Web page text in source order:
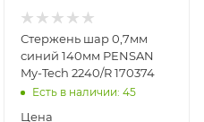
Стержень шар 0,7мм
синий 140мм PENSAN
My-Tech 2240/R 170374
Есть в наличии: 45
Цена